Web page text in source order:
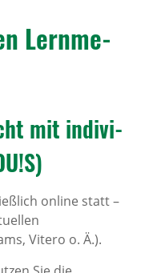
Lern­me­
mit indi­vi­
online statt –
Vitero o. Ä.).